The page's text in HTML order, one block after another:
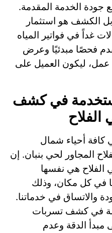
جودة الخدمة المقدمة.
الكشف هو استثمار
غداً في فواتير المياه
فحصًا مبدئيًا وعرض
ليكون العميل على
في كشف
كافة أحياء شمال
المجاور لحي بنبان. إن
الفلاح هي نفسها
في كل مكان، وذلك
والاتساق في خدماتنا.
في كشف تسربات
مبدأ الدقة وعدم